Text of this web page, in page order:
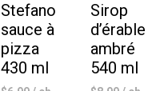
Stefano
sauce à
pizza
430 ml
Sirop
d’érable
ambré
540 ml